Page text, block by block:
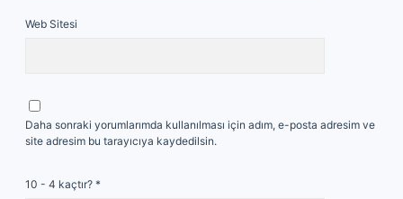
Web Sitesi
Daha sonraki yorumlarımda kullanılması için adım, e-posta adresim ve
site adresim bu tarayıcıya kaydedilsin.
10 - 4 kaçtır? *